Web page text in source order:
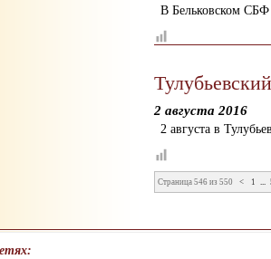
В Бельковском СБФ
2 августа 2016
2 августа в
Страница 546 из 550 < 1 ...